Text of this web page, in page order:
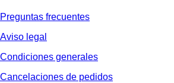
Preguntas frecuentes
Aviso legal
Condiciones generales
Cancelaciones de pedidos